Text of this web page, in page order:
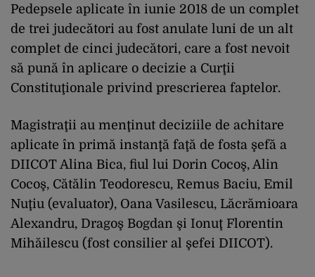
Pedepsele aplicate în iunie 2018 de un complet
de trei judecători au fost anulate luni de un alt
complet de cinci judecători, care a fost nevoit
să pună în aplicare o decizie a Curţii
Constituţionale privind prescrierea faptelor.
Magistraţii au menţinut deciziile de achitare
aplicate în primă instanţă faţă de fosta şefă a
DIICOT Alina Bica, fiul lui Dorin Cocoş, Alin
Cocoş, Cătălin Teodorescu, Remus Baciu, Emil
Nuţiu (evaluator), Oana Vasilescu, Lăcrămioara
Alexandru, Dragoş Bogdan şi Ionuţ Florentin
Mihăilescu (fost consilier al şefei DIICOT).